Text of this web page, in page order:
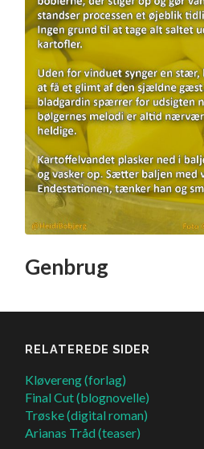
Genbrug
RELATEREDE SIDER
Kløvereng (forlag)
Final Cut (blognovelle)
Trøske (digital roman)
Arianas Tråd (teaser)